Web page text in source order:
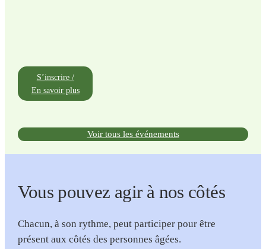
S’inscrire /
En savoir plus
Voir tous les événements
Vous pouvez agir à nos côtés
Chacun, à son rythme, peut participer pour être
présent aux côtés des personnes âgées.